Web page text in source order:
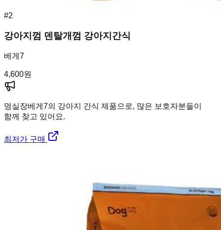
#2
강아지껌 덴탈개껌 강아지간식
베게7
4,600원
멍실장베게7의 강아지 간식 제품으로, 많은 보호자분들이
함께 찾고 있어요.
최저가 구매